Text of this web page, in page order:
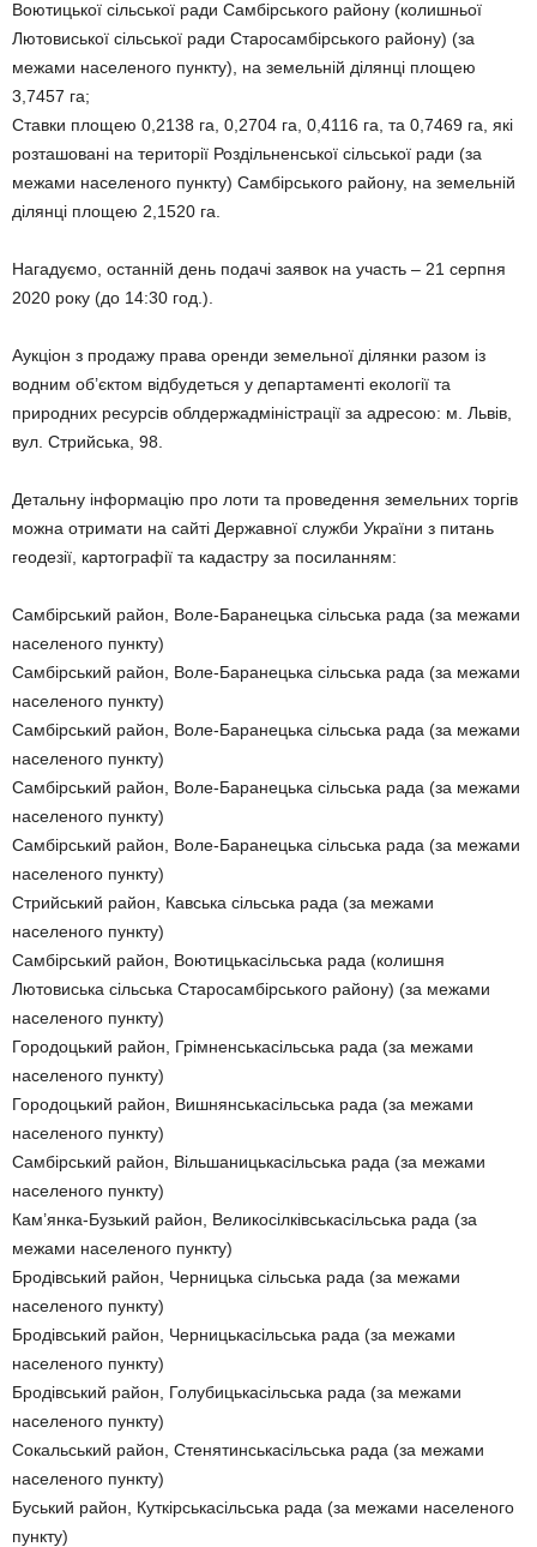
Воютицької сільської ради Самбірського району (колишньої
Лютовиської сільської ради Старосамбірського району) (за
межами населеного пункту), на земельній ділянці площею
3,7457 га;
Ставки площею 0,2138 га, 0,2704 га, 0,4116 га, та 0,7469 га, які
розташовані на території Роздільненської сільської ради (за
межами населеного пункту) Самбірського району, на земельній
ділянці площею 2,1520 га.
Нагадуємо, останній день подачі заявок на участь – 21 серпня
2020 року (до 14:30 год.).
Аукціон з продажу права оренди земельної ділянки разом із
водним об’єктом відбудеться у департаменті екології та
природних ресурсів облдержадміністрації за адресою: м. Львів,
вул. Стрийська, 98.
Детальну інформацію про лоти та проведення земельних торгів
можна отримати на сайті Державної служби України з питань
геодезії, картографії та кадастру за посиланням:
Самбірський район, Воле-Баранецька сільська рада (за межами
населеного пункту)
Самбірський район, Воле-Баранецька сільська рада (за межами
населеного пункту)
Самбірський район, Воле-Баранецька сільська рада (за межами
населеного пункту)
Самбірський район, Воле-Баранецька сільська рада (за межами
населеного пункту)
Самбірський район, Воле-Баранецька сільська рада (за межами
населеного пункту)
Стрийський район, Кавська сільська рада (за межами
населеного пункту)
Самбірський район, Воютицькасільська рада (колишня
Лютовиська сільська Старосамбірського району) (за межами
населеного пункту)
Городоцький район, Грімненськасільська рада (за межами
населеного пункту)
Городоцький район, Вишнянськасільська рада (за межами
населеного пункту)
Самбірський район, Вільшаницькасільська рада (за межами
населеного пункту)
Кам’янка-Бузький район, Великосілківськасільська рада (за
межами населеного пункту)
Бродівський район, Черницька сільська рада (за межами
населеного пункту)
Бродівський район, Черницькасільська рада (за межами
населеного пункту)
Бродівський район, Голубицькасільська рада (за межами
населеного пункту)
Сокальський район, Стенятинськасільська рада (за межами
населеного пункту)
Буський район, Куткірськасільська рада (за межами населеного
пункту)